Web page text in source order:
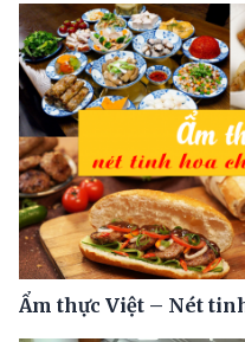
Ẩm thực Việt – Nét